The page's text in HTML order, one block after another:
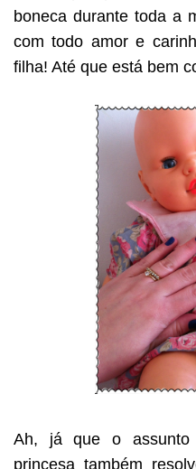
boneca durante toda a
com todo amor e
filha! Até que está bem
Ah, já que o
princesa também